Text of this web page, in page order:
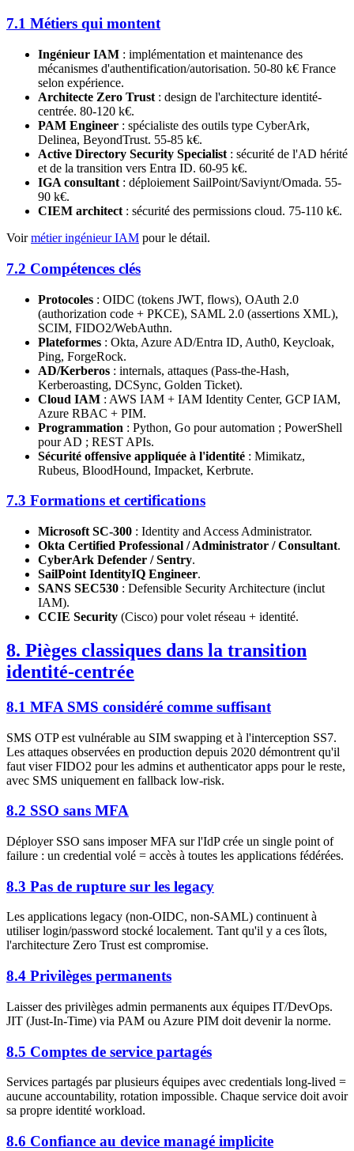
7.1 Métiers qui montent
Ingénieur IAM : implémentation et maintenance des
mécanismes d'authentification/autorisation. 50-80 k€ France
selon expérience.
Architecte Zero Trust : design de l'architecture identité-
centrée. 80-120 k€.
PAM Engineer : spécialiste des outils type CyberArk,
Delinea, BeyondTrust. 55-85 k€.
Active Directory Security Specialist : sécurité de l'AD hérité
et de la transition vers Entra ID. 60-95 k€.
IGA consultant : déploiement SailPoint/Saviynt/Omada. 55-
90 k€.
CIEM architect : sécurité des permissions cloud. 75-110 k€.
Voirmétier ingénieur IAM pour le détail.
7.2 Compétences clés
Protocoles : OIDC (tokens JWT, flows), OAuth 2.0
(authorization code + PKCE), SAML 2.0 (assertions XML),
SCIM, FIDO2/WebAuthn.
Plateformes : Okta, Azure AD/Entra ID, Auth0, Keycloak,
Ping, ForgeRock.
AD/Kerberos : internals, attaques (Pass-the-Hash,
Kerberoasting, DCSync, Golden Ticket).
Cloud IAM : AWS IAM + IAM Identity Center, GCP IAM,
Azure RBAC + PIM.
Programmation : Python, Go pour automation ; PowerShell
pour AD ; REST APIs.
Sécurité offensive appliquée à l'identité : Mimikatz,
Rubeus, BloodHound, Impacket, Kerbrute.
7.3 Formations et certifications
Microsoft SC-300 : Identity and Access Administrator.
Okta Certified Professional / Administrator / Consultant.
CyberArk Defender / Sentry.
SailPoint IdentityIQ Engineer.
SANS SEC530 : Defensible Security Architecture (inclut
IAM).
CCIE Security (Cisco) pour volet réseau + identité.
8. Pièges classiques dans la transition
identité-centrée
8.1 MFA SMS considéré comme suffisant
SMS OTP est vulnérable au SIM swapping et à l'interception SS7.
Les attaques observées en production depuis 2020 démontrent qu'il
faut viser FIDO2 pour les admins et authenticator apps pour le reste,
avec SMS uniquement en fallback low-risk.
8.2 SSO sans MFA
Déployer SSO sans imposer MFA sur l'IdP crée un single point of
failure : un credential volé = accès à toutes les applications fédérées.
8.3 Pas de rupture sur les legacy
Les applications legacy (non-OIDC, non-SAML) continuent à
utiliser login/password stocké localement. Tant qu'il y a ces îlots,
l'architecture Zero Trust est compromise.
8.4 Privilèges permanents
Laisser des privilèges admin permanents aux équipes IT/DevOps.
JIT (Just-In-Time) via PAM ou Azure PIM doit devenir la norme.
8.5 Comptes de service partagés
Services partagés par plusieurs équipes avec credentials long-lived =
aucune accountability, rotation impossible. Chaque service doit avoir
sa propre identité workload.
8.6 Confiance au device managé implicite